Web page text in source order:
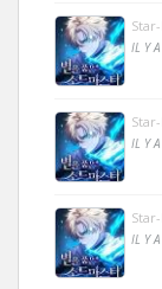
IL Y
IL Y
IL Y